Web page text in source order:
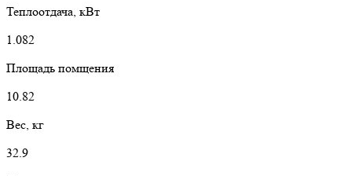
Теплоотдача, кВт
1.082
Площадь помщения
10.82
Вес, кг
32.9